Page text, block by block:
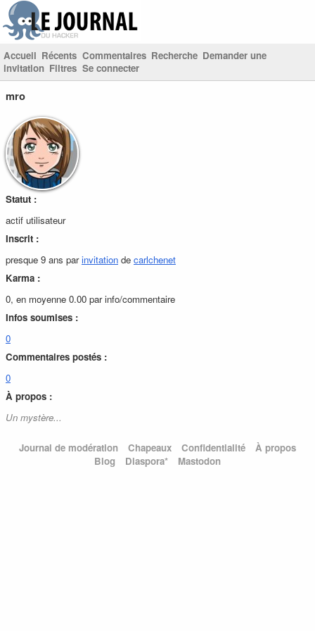
Accueil Récents Commentaires Recherche Demander une
invitation Filtres Se connecter
mro
Statut :
actif utilisateur
Inscrit :
presque 9 ans parinvitation de carlchenet
Karma :
0, en moyenne 0.00 par info/commentaire
Infos soumises :
0
Commentaires postés :
0
À propos :
Un mystère...
Journal de modération Chapeaux Confidentialité
À propos
Blog
Diaspora* Mastodon